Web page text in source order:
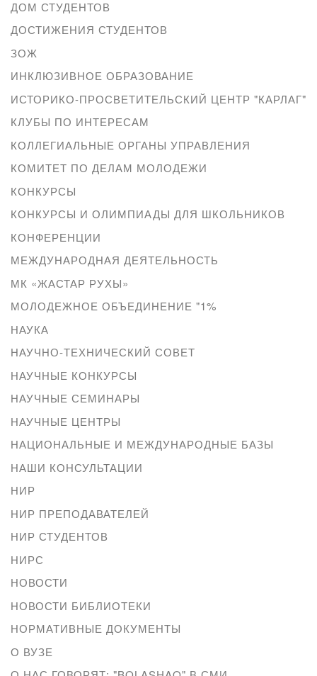
ДОМ СТУДЕНТОВ
ДОСТИЖЕНИЯ СТУДЕНТОВ
ЗОЖ
ИНКЛЮЗИВНОЕ ОБРАЗОВАНИЕ
ИСТОРИКО-ПРОСВЕТИТЕЛЬСКИЙ ЦЕНТР "КАРЛАГ"
КЛУБЫ ПО ИНТЕРЕСАМ
КОЛЛЕГИАЛЬНЫЕ ОРГАНЫ УПРАВЛЕНИЯ
КОМИТЕТ ПО ДЕЛАМ МОЛОДЕЖИ
КОНКУРСЫ
КОНКУРСЫ И ОЛИМПИАДЫ ДЛЯ ШКОЛЬНИКОВ
КОНФЕРЕНЦИИ
МЕЖДУНАРОДНАЯ ДЕЯТЕЛЬНОСТЬ
МК «ЖАСТАР РУХЫ»
МОЛОДЕЖНОЕ ОБЪЕДИНЕНИЕ "1%
НАУКА
НАУЧНО-ТЕХНИЧЕСКИЙ СОВЕТ
НАУЧНЫЕ КОНКУРСЫ
НАУЧНЫЕ СЕМИНАРЫ
НАУЧНЫЕ ЦЕНТРЫ
НАЦИОНАЛЬНЫЕ И МЕЖДУНАРОДНЫЕ БАЗЫ
НАШИ КОНСУЛЬТАЦИИ
НИР
НИР ПРЕПОДАВАТЕЛЕЙ
НИР СТУДЕНТОВ
НИРС
НОВОСТИ
НОВОСТИ БИБЛИОТЕКИ
НОРМАТИВНЫЕ ДОКУМЕНТЫ
О ВУЗЕ